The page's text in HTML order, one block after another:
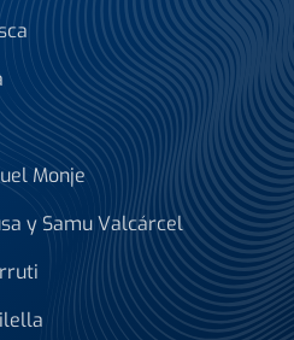
Monje
y Samu Valcárcel